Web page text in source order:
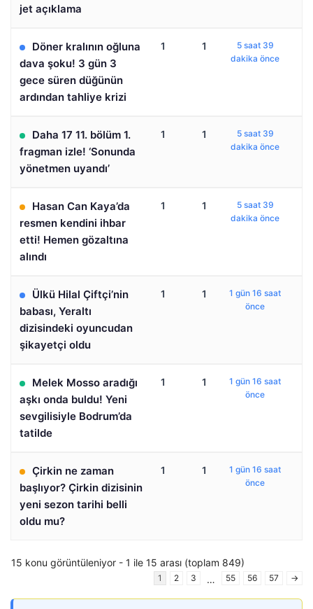
jet açıklama
Döner kralının oğluna
dava şoku! 3 gün 3
gece süren düğünün
ardından tahliye krizi
1 1
5 saat 39
dakika önce
Daha 17 11. bölüm 1.
fragman izle! ‘Sonunda
yönetmen uyandı’
1 1
5 saat 39
dakika önce
Hasan Can Kaya’da
resmen kendini ihbar
etti! Hemen gözaltına
alındı
1 1
5 saat 39
dakika önce
Ülkü Hilal Çiftçi’nin
babası, Yeraltı
dizisindeki oyuncudan
şikayetçi oldu
1 1
1 gün 16 saat
önce
Melek Mosso aradığı
aşkı onda buldu! Yeni
sevgilisiyle Bodrum’da
tatilde
1 1
1 gün 16 saat
önce
Çirkin ne zaman
başlıyor? Çirkin dizisinin
yeni sezon tarihi belli
oldu mu?
1 1
1 gün 16 saat
önce
15 konu görüntüleniyor - 1 ile 15 arası (toplam 849)
1 2 3 … 55 56 57 →